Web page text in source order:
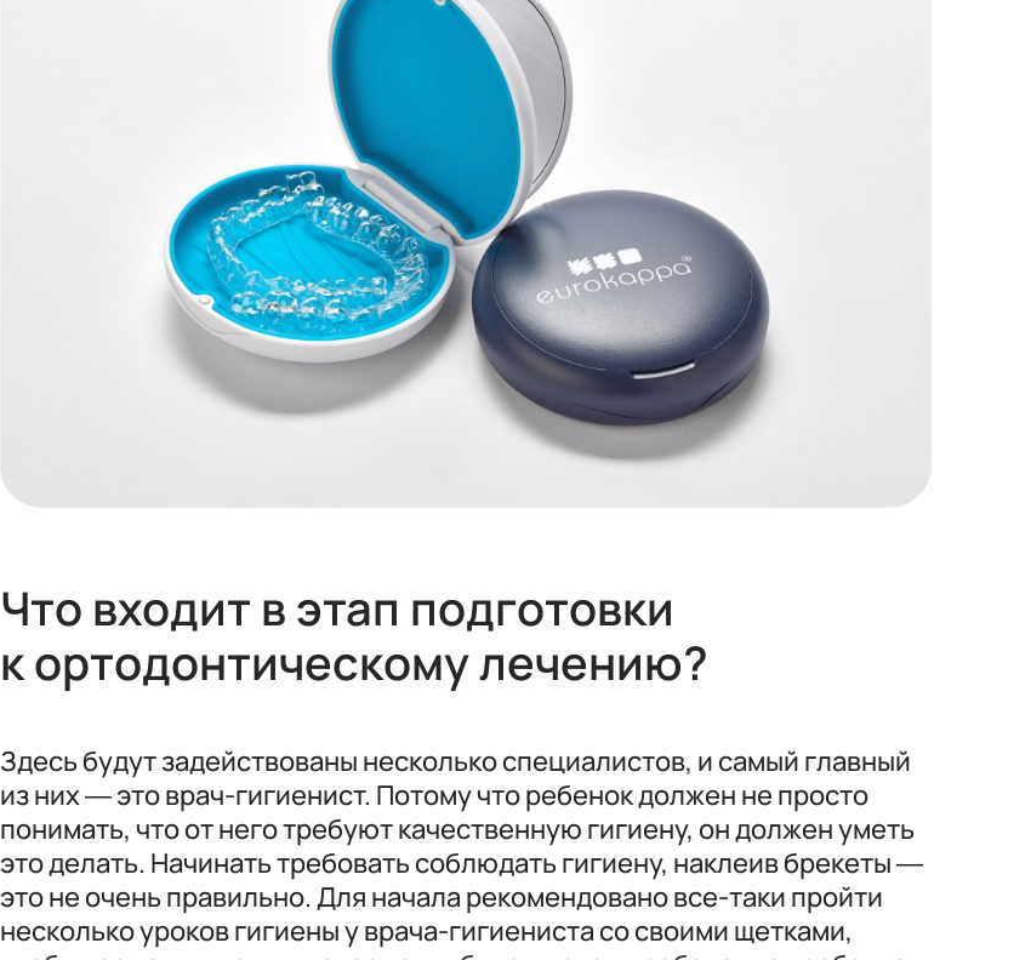
Что входит в этап подготовки
к ортодонтическому лечению?
Здесь будут задействованы несколько специалистов, и самый главный
из них — это врач-гигиенист. Потому что ребенок должен не просто
понимать, что от него требуют качественную гигиену, он должен уметь
это делать. Начинать требовать соблюдать гигиену, наклеив брекеты —
это не очень правильно. Для начала рекомендовано все-таки пройти
несколько уроков гигиены у врача-гигиениста со своими щетками,